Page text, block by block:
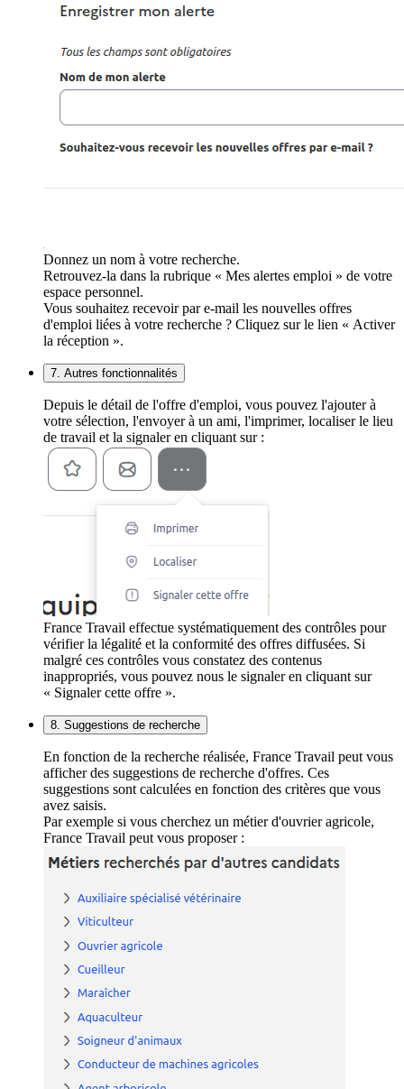
Donnez un nom à votre recherche.
Retrouvez-la dans la rubrique « Mes alertes emploi » de votre
espace personnel.
Vous souhaitez recevoir par e-mail les nouvelles offres
d'emploi liées à votre recherche ? Cliquez sur le lien « Activer
la réception ».
7. Autres fonctionnalités
Depuis le détail de l'offre d'emploi, vous pouvez l'ajouter à
votre sélection, l'envoyer à un ami, l'imprimer, localiser le lieu
de travail et la signaler en cliquant sur :
France Travail effectue systématiquement des contrôles pour
vérifier la légalité et la conformité des offres diffusées. Si
malgré ces contrôles vous constatez des contenus
inappropriés, vous pouvez nous le signaler en cliquant sur
« Signaler cette offre ».
8. Suggestions de recherche
En fonction de la recherche réalisée, France Travail peut vous
afficher des suggestions de recherche d'offres. Ces
suggestions sont calculées en fonction des critères que vous
avez saisis.
Par exemple si vous cherchez un métier d'ouvrier agricole,
France Travail peut vous proposer :